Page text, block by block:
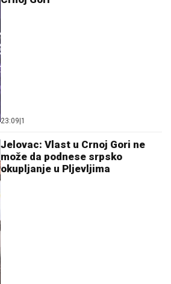
23:09 1
Jelovac: Vlast u Crnoj Gori ne
može da podnese srpsko
okupljanje u Pljevljima